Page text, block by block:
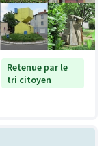
Retenue par le
tri citoyen